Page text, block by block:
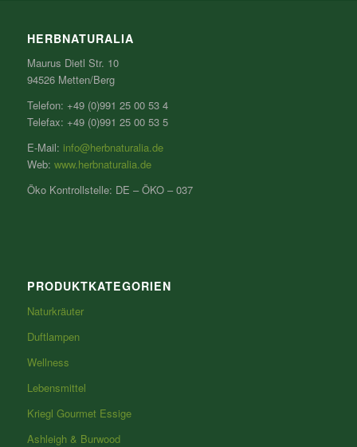
HERBNATURALIA
Maurus Dietl Str. 10
94526 Metten/Berg
Telefon: +49 (0)991 25 00 53 4
Telefax: +49 (0)991 25 00 53 5
E-Mail: info@herbnaturalia.de
Web: www.herbnaturalia.de
Öko Kontrollstelle: DE – ÖKO – 037
PRODUKTKATEGORIEN
Naturkräuter
Duftlampen
Wellness
Lebensmittel
Kriegl Gourmet Essige
Ashleigh & Burwood